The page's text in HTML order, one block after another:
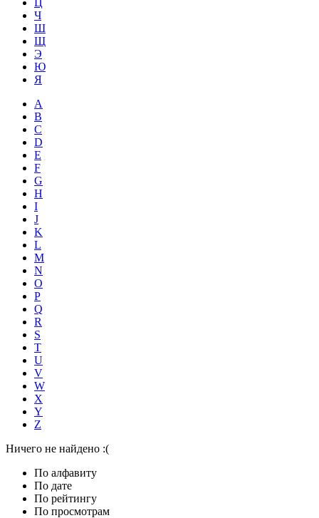
Ц
Ч
Ш
Щ
Э
Ю
Я
A
B
C
D
E
F
G
H
I
J
K
L
M
N
O
P
Q
R
S
T
U
V
W
X
Y
Z
Ничего не найдено :(
По алфавиту
По дате
По рейтингу
По просмотрам